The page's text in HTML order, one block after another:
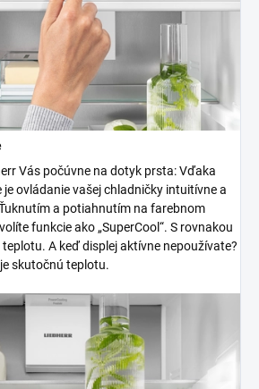
Vás počúvne na dotyk prsta: Vďaka
je ovládanie vašej chladničky intuitívne a
a potiahnutím na farebnom
funkcie ako „SuperCool“. S rovnakou
A keď displej aktívne nepoužívate?
skutočnú teplotu.